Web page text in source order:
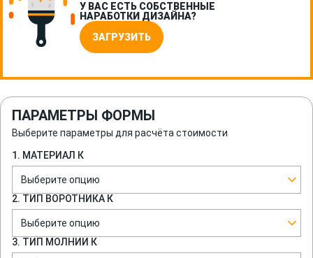
У ВАС ЕСТЬ СОБСТВЕННЫЕ
НАРАБОТКИ ДИЗАЙНА?
ЗАГРУЗИТЬ
ПАРАМЕТРЫ ФОРМЫ
Выберите параметры для расчёта стоимости
1. МАТЕРИАЛ К
Выберите опцию
2. ТИП ВОРОТНИКА К
Выберите опцию
3. ТИП МОЛНИИ К